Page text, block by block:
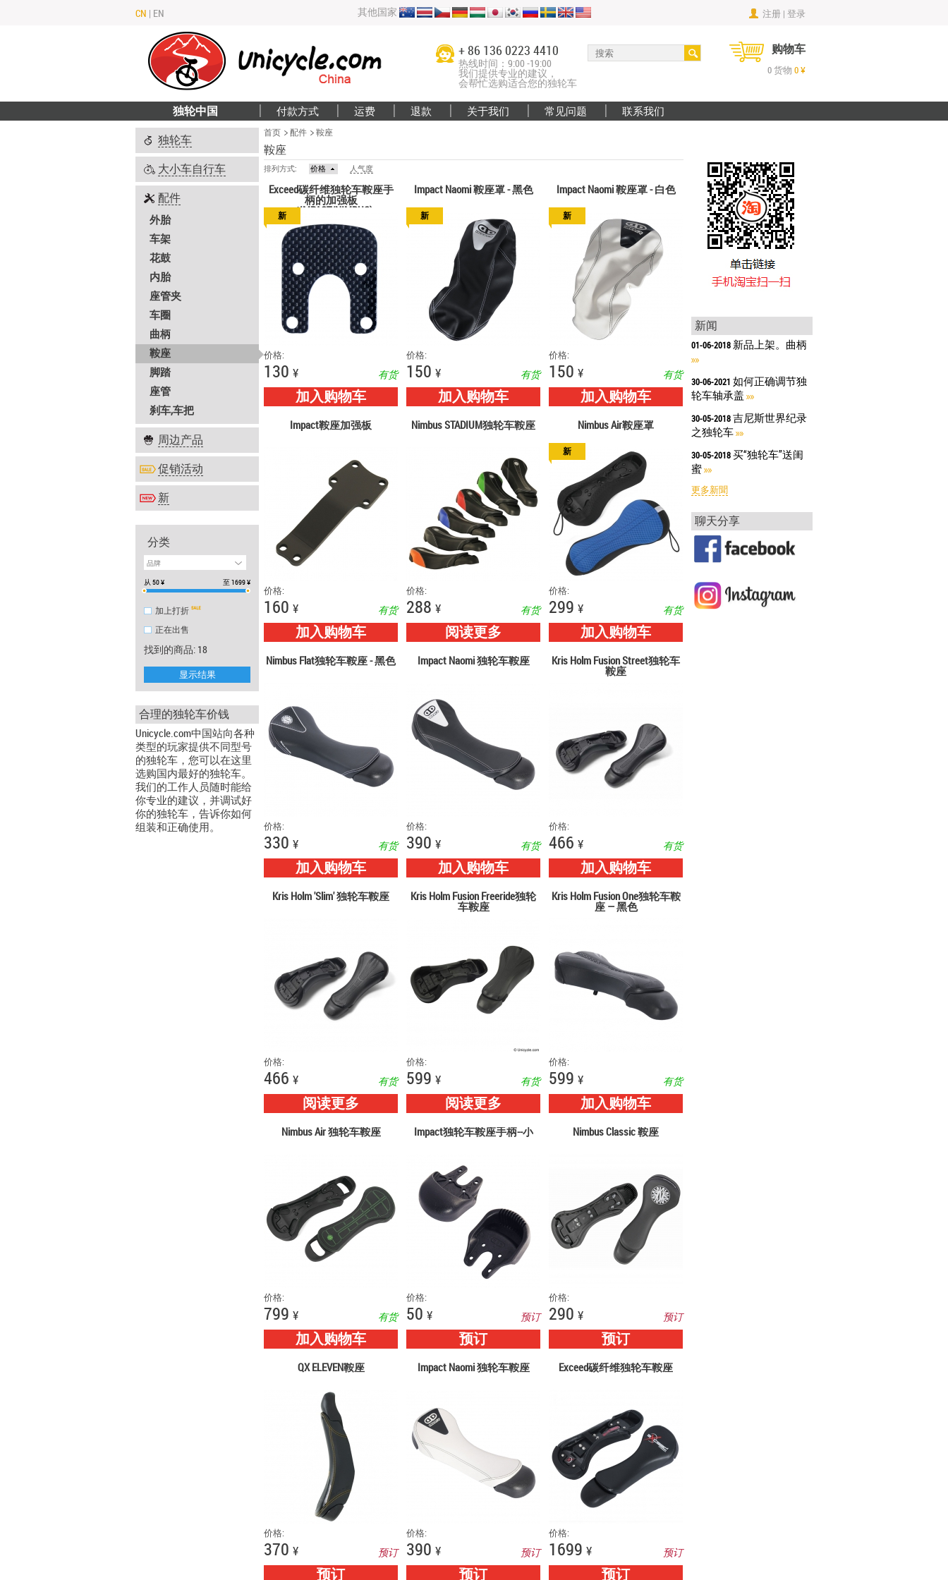
CN | EN 其他国家 注册 | 登录
+ 86 136 0223 4410
热线时间：9:00 -19:00
我们提供专业的建议，
会帮忙选购适合您的独轮车
购物车
0 货物 0 ¥
独轮中国 付款方式 运费 退款 关于我们 常见问题 联系我们
独轮车
大小车自行车
配件
外胎
车架
花鼓
内胎
座管夹
车圈
曲柄
鞍座
脚踏
座管
刹车,车把
周边产品
促销活动
新
分类
品牌
从 50¥ 至1699¥
加上打折
正在出售
找到的商品: 18
显示结果
合理的独轮车价钱
Unicycle.com中国站向各种
类型的玩家提供不同型号
的独轮车，您可以在这里
选购国内最好的独轮车。
我们的工作人员随时能给
你专业的建议，并调试好
你的独轮车，告诉你如何
组装和正确使用。
首页 配件 鞍座
鞍座
排列方式: 价格 人气度
Exceed碳纤维独轮车鞍座手
柄的加强板
（IMPACT/NIMBUS)
新
价格:
130 ¥ 有货
加入购物车
Impact Naomi 鞍座罩 - 黑色
新
价格:
150 ¥ 有货
加入购物车
Impact Naomi 鞍座罩 - 白色
新
价格:
150 ¥ 有货
加入购物车
Impact鞍座加强板
价格:
160 ¥ 有货
加入购物车
Nimbus STADIUM独轮车鞍座
价格:
288 ¥ 有货
阅读更多
Nimbus Air鞍座罩
新
价格:
299 ¥ 有货
加入购物车
Nimbus Flat独轮车鞍座 - 黑色
价格:
330 ¥ 有货
加入购物车
Impact Naomi 独轮车鞍座
价格:
390 ¥ 有货
加入购物车
Kris Holm Fusion Street独轮车
鞍座
价格:
466 ¥ 有货
加入购物车
Kris Holm 'Slim' 独轮车鞍座
价格:
466 ¥ 有货
阅读更多
Kris Holm Fusion Freeride独轮
车鞍座
价格:
599 ¥ 有货
阅读更多
Kris Holm Fusion One独轮车鞍
座 — 黑色
价格:
599 ¥ 有货
加入购物车
Nimbus Air 独轮车鞍座
价格:
799 ¥ 有货
加入购物车
Impact独轮车鞍座手柄--小
价格:
50 ¥ 预订
预订
Nimbus Classic 鞍座
价格:
290 ¥ 预订
预订
QX ELEVEN鞍座
价格:
370 ¥ 预订
预订
Impact Naomi 独轮车鞍座
价格:
390 ¥ 预订
预订
Exceed碳纤维独轮车鞍座
价格:
1699 ¥ 预订
预订
新闻
01-06-2018 新品上架。曲柄
30-06-2021 如何正确调节独
轮车轴承盖
30-05-2018 吉尼斯世界纪录
之独轮车
30-05-2018 买“独轮车”送闺
蜜
更多新聞
聊天分享